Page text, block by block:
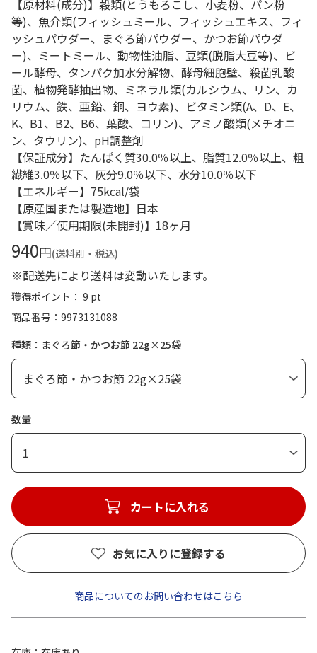
【原材料(成分)】穀類(とうもろこし、小麦粉、パン粉
等)、魚介類(フィッシュミール、フィッシュエキス、フィ
ッシュパウダー、まぐろ節パウダー、かつお節パウダ
ー)、ミートミール、動物性油脂、豆類(脱脂大豆等)、ビ
ール酵母、タンパク加水分解物、酵母細胞壁、殺菌乳酸
菌、植物発酵抽出物、ミネラル類(カルシウム、リン、カ
リウム、鉄、亜鉛、銅、ヨウ素)、ビタミン類(A、D、E、
K、B1、B2、B6、葉酸、コリン)、アミノ酸類(メチオニ
ン、タウリン)、pH調整剤
【保証成分】たんぱく質30.0％以上、脂質12.0％以上、粗
繊維3.0％以下、灰分9.0％以下、水分10.0％以下
【エネルギー】75kcal/袋
【原産国または製造地】日本
【賞味／使用期限(未開封)】18ヶ月
940円(送料別・税込)
※配送先により送料は変動いたします。
獲得ポイント： 9 pt
商品番号
9973131088
種類：まぐろ節・かつお節 22g×25袋
数量
1
カートに入れる
お気に入りに登録する
商品についてのお問い合わせはこちら